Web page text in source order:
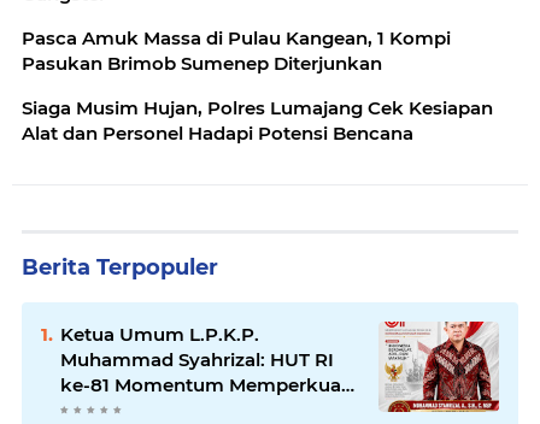
Pasca Amuk Massa di Pulau Kangean, 1 Kompi
Pasukan Brimob Sumenep Diterjunkan
Siaga Musim Hujan, Polres Lumajang Cek Kesiapan
Alat dan Personel Hadapi Potensi Bencana
Berita Terpopuler
Ketua Umum L.P.K.P.
Muhammad Syahrizal: HUT RI
ke-81 Momentum Memperkuat
Persatuan dan Keadilan bagi